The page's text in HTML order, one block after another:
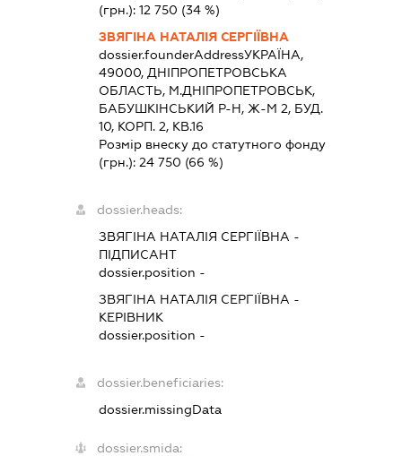
(грн.): 12 750 (34 %)
ЗВЯГІНА НАТАЛІЯ СЕРГІЇВНА
dossier.founderAddressУКРАЇНА,
49000, ДНIПРОПЕТРОВСЬКА
ОБЛАСТЬ, М.ДНІПРОПЕТРОВСЬК,
БАБУШКІНСЬКИЙ Р-Н, Ж-М 2, БУД.
10, КОРП. 2, КВ.16
Розмір внеску до статутного фонду
(грн.): 24 750 (66 %)
dossier.heads:
ЗВЯГІНА НАТАЛІЯ СЕРГІЇВНА -
ПІДПИСАНТ
dossier.position -
ЗВЯГІНА НАТАЛІЯ СЕРГІЇВНА -
КЕРІВНИК
dossier.position -
dossier.beneficiaries:
dossier.missingData
dossier.smida: